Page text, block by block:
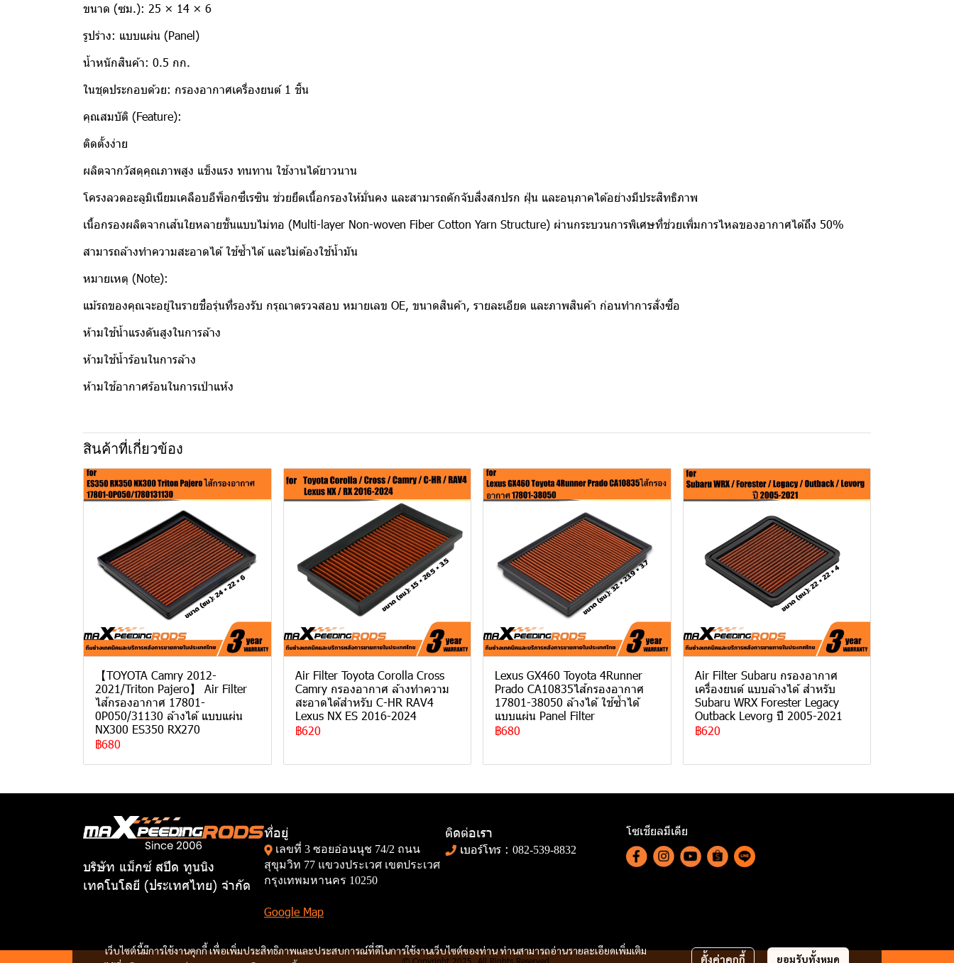
ขนาด (ซม.): 25 × 14 × 6
รูปร่าง: แบบแผ่น (Panel)
น้ำหนักสินค้า: 0.5 กก.
ในชุดประกอบด้วย: กรองอากาศเครื่องยนต์ 1 ชิ้น
คุณสมบัติ (Feature):
ติดตั้งง่าย
ผลิตจากวัสดุคุณภาพสูง แข็งแรง ทนทาน ใช้งานได้ยาวนาน
โครงลวดอะลูมิเนียมเคลือบอีพ็อกซี่เรซิน ช่วยยึดเนื้อกรองให้มั่นคง และสามารถดักจับสิ่งสกปรก ฝุ่น และอนุภาคได้อย่างมีประสิทธิภาพ
เนื้อกรองผลิตจากเส้นใยหลายชั้นแบบไม่ทอ (Multi-layer Non-woven Fiber Cotton Yarn Structure) ผ่านกระบวนการพิเศษที่ช่วยเพิ่มการไหลของอากาศได้ถึง 50%
สามารถล้างทำความสะอาดได้ ใช้ซ้ำได้ และไม่ต้องใช้น้ำมัน
หมายเหตุ (Note):
แม้รถของคุณจะอยู่ในรายชื่อรุ่นที่รองรับ กรุณาตรวจสอบ หมายเลข OE, ขนาดสินค้า, รายละเอียด และภาพสินค้า ก่อนทำการสั่งซื้อ
ห้ามใช้น้ำแรงดันสูงในการล้าง
ห้ามใช้น้ำร้อนในการล้าง
ห้ามใช้อากาศร้อนในการเป่าแห้ง
สินค้าที่เกี่ยวข้อง
【TOYOTA Camry 2012-
2021/Triton Pajero】 Air Filter
ไส้กรองอากาศ 17801-
0P050/31130 ล้างได้ แบบแผ่น
NX300 ES350 RX270
฿680
Air Filter Toyota Corolla Cross
Camry กรองอากาศ ล้างทําความ
สะอาดได้สําหรับ C-HR RAV4
Lexus NX ES 2016-2024
฿620
Lexus GX460 Toyota 4Runner
Prado CA10835ไส้กรองอากาศ
17801-38050 ล้างได้ ใช้ซ้ำได้
แบบแผ่น Panel Filter
฿680
Air Filter Subaru กรองอากาศ
เครื่องยนต์ แบบล้างได้ สำหรับ
Subaru WRX Forester Legacy
Outback Levorg ปี 2005-2021
฿620
เว็บไซต์นี้มีการใช้งานคุกกี้ เพื่อเพิ่มประสิทธิภาพและประสบการณ์ที่ดีในการใช้งานเว็บไซต์ของท่าน ท่านสามารถอ่านรายละเอียดเพิ่มเติม
ตั้งค่าคุกกี้ ยอมรับทั้งหมด
บริษัท แม็กซ์ สปีด ทูนนิง
เทคโนโลยี (ประเทศไทย) จำกัด
ที่อยู่
เลขที่ 3 ซอยอ่อนนุช 74/2 ถนน
สุขุมวิท 77 แขวงประเวศ เขตประเวศ
กรุงเทพมหานคร 10250
Google Map
ติดต่อเรา
เบอร์โทร : 082-539-8832
โซเชียลมีเดีย
© Copyright 2025. All Rights Reserved.